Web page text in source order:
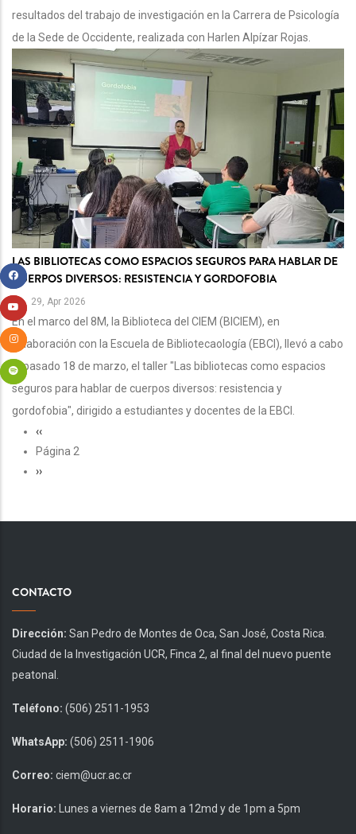
resultados del trabajo de investigación en la Carrera de Psicología
de la Sede de Occidente, realizada con Harlen Alpízar Rojas.
LAS BIBLIOTECAS COMO ESPACIOS SEGUROS PARA HABLAR DE
CUERPOS DIVERSOS: RESISTENCIA Y GORDOFOBIA
29, Apr 2026
En el marco del 8M, la Biblioteca del CIEM (BICIEM), en
colaboración con la Escuela de Bibliotecaología (EBCI), llevó a cabo
el pasado 18 de marzo, el taller "Las bibliotecas como espacios
seguros para hablar de cuerpos diversos: resistencia y
gordofobia", dirigido a estudiantes y docentes de la EBCI.
PAGINACIÓN
Página
anterior
‹‹
Página 2
Siguiente
››
CONTACTO
Dirección: San Pedro de Montes de Oca, San José, Costa Rica.
Ciudad de la Investigación UCR, Finca 2, al final del nuevo puente
peatonal.
Teléfono: (506) 2511-1953
WhatsApp: (506) 2511-1906
Correo: ciem@ucr.ac.cr
Horario: Lunes a viernes de 8am a 12md y de 1pm a 5pm